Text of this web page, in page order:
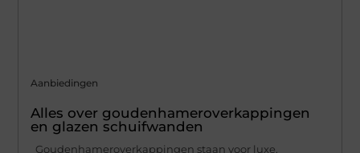
Aanbiedingen
Alles over goudenhameroverkappingen
en glazen schuifwanden
Goudenhameroverkappingen staan voor luxe,